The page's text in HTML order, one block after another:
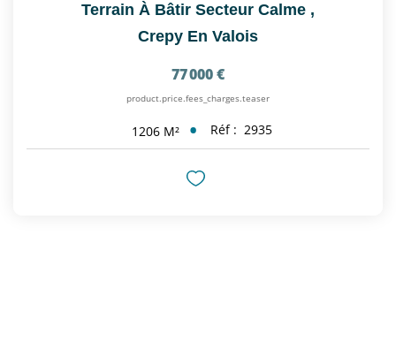
Terrain À Bâtir Secteur Calme ,
Crepy En Valois
77 000 €
product.price.fees_charges.teaser
1206 M² Réf : 2935